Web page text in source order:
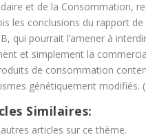
et de la Consommation,
les conclusions du rapport de
qui pourrait l’amener à
et simplement la
de consommation
génétiquement modifiés. (
Similaires:
articles sur ce thème.